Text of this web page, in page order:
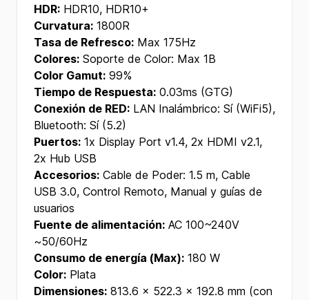
HDR: HDR10, HDR10+
Curvatura: 1800R
Tasa de Refresco: Max 175Hz
Colores: Soporte de Color: Max 1B
Color Gamut: 99%
Tiempo de Respuesta: 0.03ms (GTG)
Conexión de RED: LAN Inalámbrico: Sí (WiFi5),
Bluetooth: Sí (5.2)
Puertos: 1x Display Port v1.4, 2x HDMI v2.1,
2x Hub USB
Accesorios: Cable de Poder: 1.5 m, Cable
USB 3.0, Control Remoto, Manual y guías de
usuarios
Fuente de alimentación: AC 100~240V
~50/60Hz
Consumo de energía (Max): 180 W
Color: Plata
Dimensiones: 813.6 x 522.3 x 192.8 mm (con